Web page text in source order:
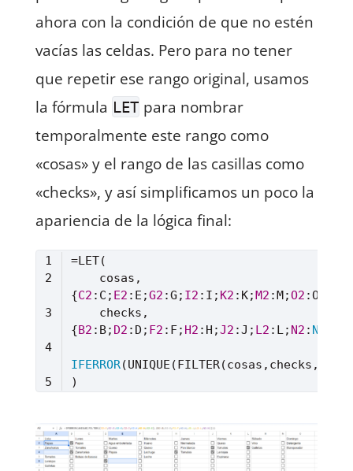
ahora con la condición de que no estén
vacías las celdas. Pero para no tener
que repetir ese rango original, usamos
la fórmula LET para nombrar
temporalmente este rango como
«cosas» y el rango de las casillas como
«checks», y así simplificamos un poco la
apariencia de la lógica final:
{C2 :C; E2 :E;G2 :G; I2 :I; K2 :K;M2 :M;O2
{B2 :B; D2 :D; F2 :F; H2 :H;J2 :J; L2 :L; N2 : N
IFERROR